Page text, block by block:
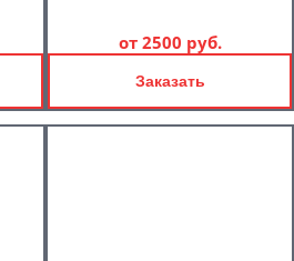
от 2500 руб.
Заказать